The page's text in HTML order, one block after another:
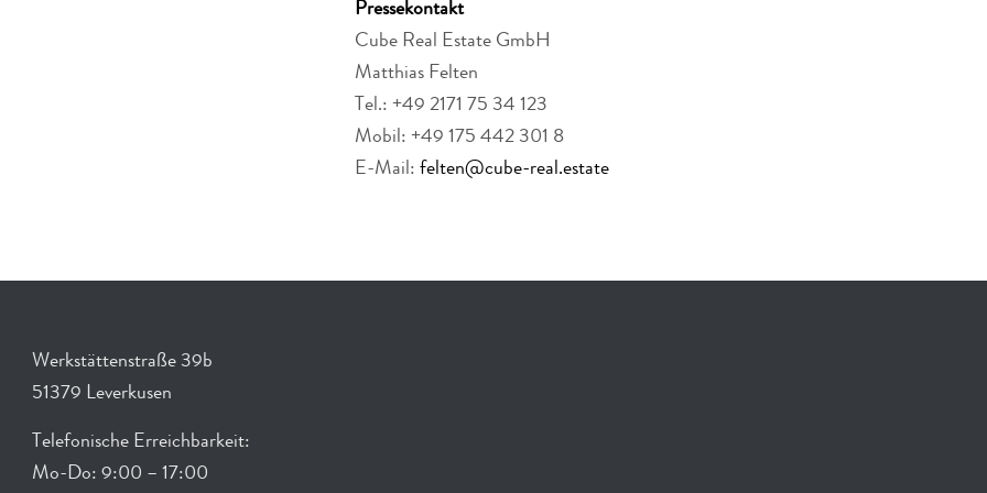
Pressekontakt
Cube Real Estate GmbH
Matthias Felten
Tel.: +49 2171 75 34 123
Mobil: +49 175 442 301 8
E-Mail: felten@cube-real.estate
Werkstättenstraße 39b
51379 Leverkusen
Telefonische Erreichbarkeit:
Mo-Do: 9:00 – 17:00